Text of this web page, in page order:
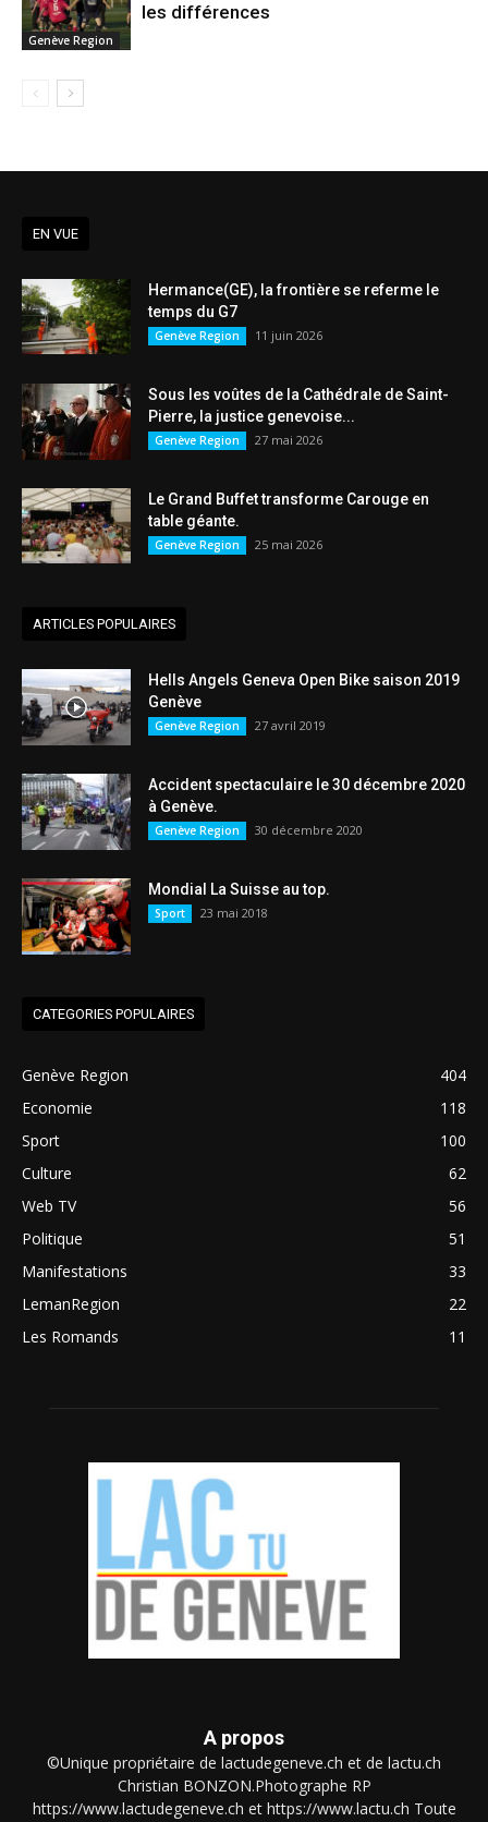
Genève Region
les différences
EN VUE
Hermance(GE), la frontière se referme le
temps du G7
Genève Region 11 juin 2026
Sous les voûtes de la Cathédrale de Saint-
Pierre, la justice genevoise...
Genève Region 27 mai 2026
Le Grand Buffet transforme Carouge en
table géante.
Genève Region 25 mai 2026
ARTICLES POPULAIRES
Hells Angels Geneva Open Bike saison 2019
Genève
Genève Region 27 avril 2019
Accident spectaculaire le 30 décembre 2020
à Genève.
Genève Region 30 décembre 2020
Mondial La Suisse au top.
Sport 23 mai 2018
CATEGORIES POPULAIRES
Genève Region
404
Economie
118
Sport
100
Culture
62
Web TV
56
Politique
51
Manifestations
33
LemanRegion
22
Les Romands
11
A propos
©Unique propriétaire de lactudegeneve.ch et de lactu.ch
Christian BONZON.Photographe RP
https://www.lactudegeneve.ch et https://www.lactu.ch Toute